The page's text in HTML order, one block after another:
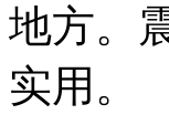
地方。
实用。